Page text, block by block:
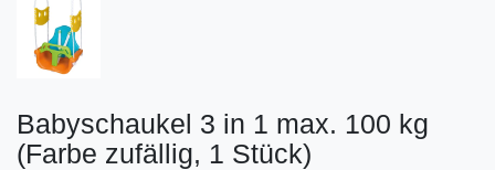
Babyschaukel 3 in 1 max. 100 kg
(Farbe zufällig, 1 Stück)